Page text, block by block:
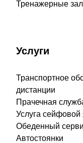
Тренажерные
Услуги
Транспортное
дистанции
Прачечная
Услуга сейфовой
Обеденный
Автостоянки